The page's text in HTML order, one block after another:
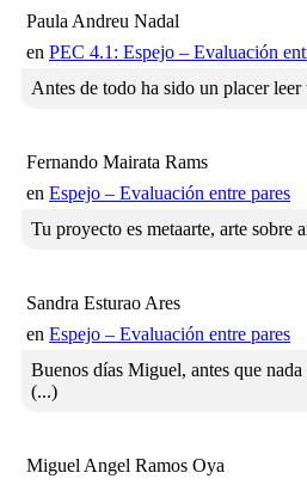
Paula Andreu Nadal
en PEC 4.1: Espejo – Evaluación
Antes de todo ha sido un placer
Fernando Mairata Rams
en Espejo – Evaluación entre pares
Tu proyecto es metaarte, arte sobre
Sandra Esturao Ares
en Espejo – Evaluación entre pares
Buenos días Miguel, antes que
(...)
Miguel Angel Ramos Oya